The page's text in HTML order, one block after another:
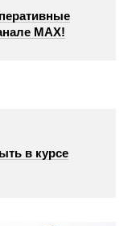
МАХ!
в курсе